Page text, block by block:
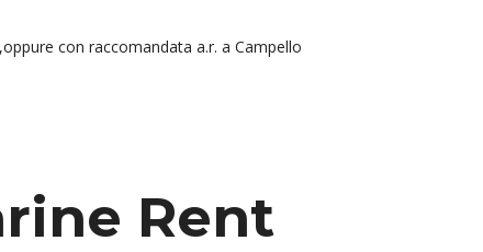
,oppure con raccomandata a.r. a Campello
Rent